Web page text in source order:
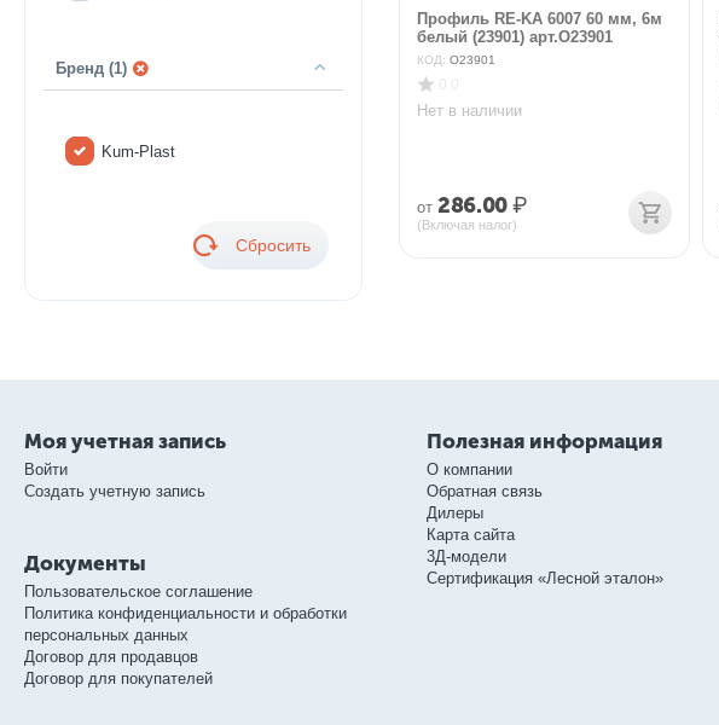
Профиль RE-KA 6007 60 мм, 6м
белый (23901) арт.O23901
КОД: O23901
Нет в наличии
от 286.00₽
(Включая налог)
Бренд (1)
Kum-Plast
Сбросить
Моя учетная запись
Войти
Создать учетную запись
Документы
Пользовательское соглашение
Политика конфиденциальности и обработки
персональных данных
Договор для продавцов
Договор для покупателей
Полезная информация
О компании
Обратная связь
Дилеры
Карта сайта
3Д-модели
Сертификация «Лесной эталон»